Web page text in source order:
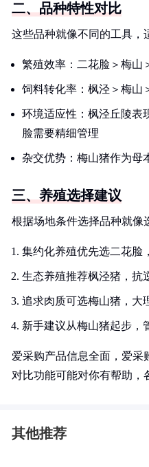
二、品种特性对比
这些品种就像不同的工具，
繁殖效率：二花脸＞梅山
饲料转化率：枫泾＞梅山
环境适应性：枫泾丘陵表
脸需要精细管理
杂交优势：梅山猪作为母
三、养殖选择建议
根据场地条件选择品种就像
集约化养殖优先选二花脸
生态养殖推荐枫泾猪，抗
追求肉质可选梅山猪，大
新手建议从梅山猪起步，
爱采购产品信息全面，爱采
对比功能可能对你有帮助，
其他推荐